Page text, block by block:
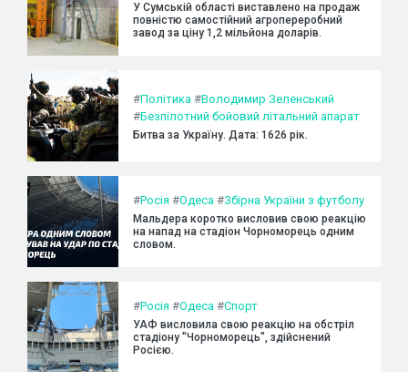
У Сумській області виставлено на продаж
повністю самостійний агропереробний
завод за ціну 1,2 мільйона доларів.
#Політика #Володимир Зеленський
#Безпілотний бойовий літальний апарат
Битва за Україну. Дата: 1626 рік.
#Росія #Одеса #Збірна України з футболу
Мальдера коротко висловив свою реакцію
на напад на стадіон Чорноморець одним
словом.
#Росія #Одеса #Спорт
УАФ висловила свою реакцію на обстріл
стадіону "Чорноморець", здійснений
Росією.